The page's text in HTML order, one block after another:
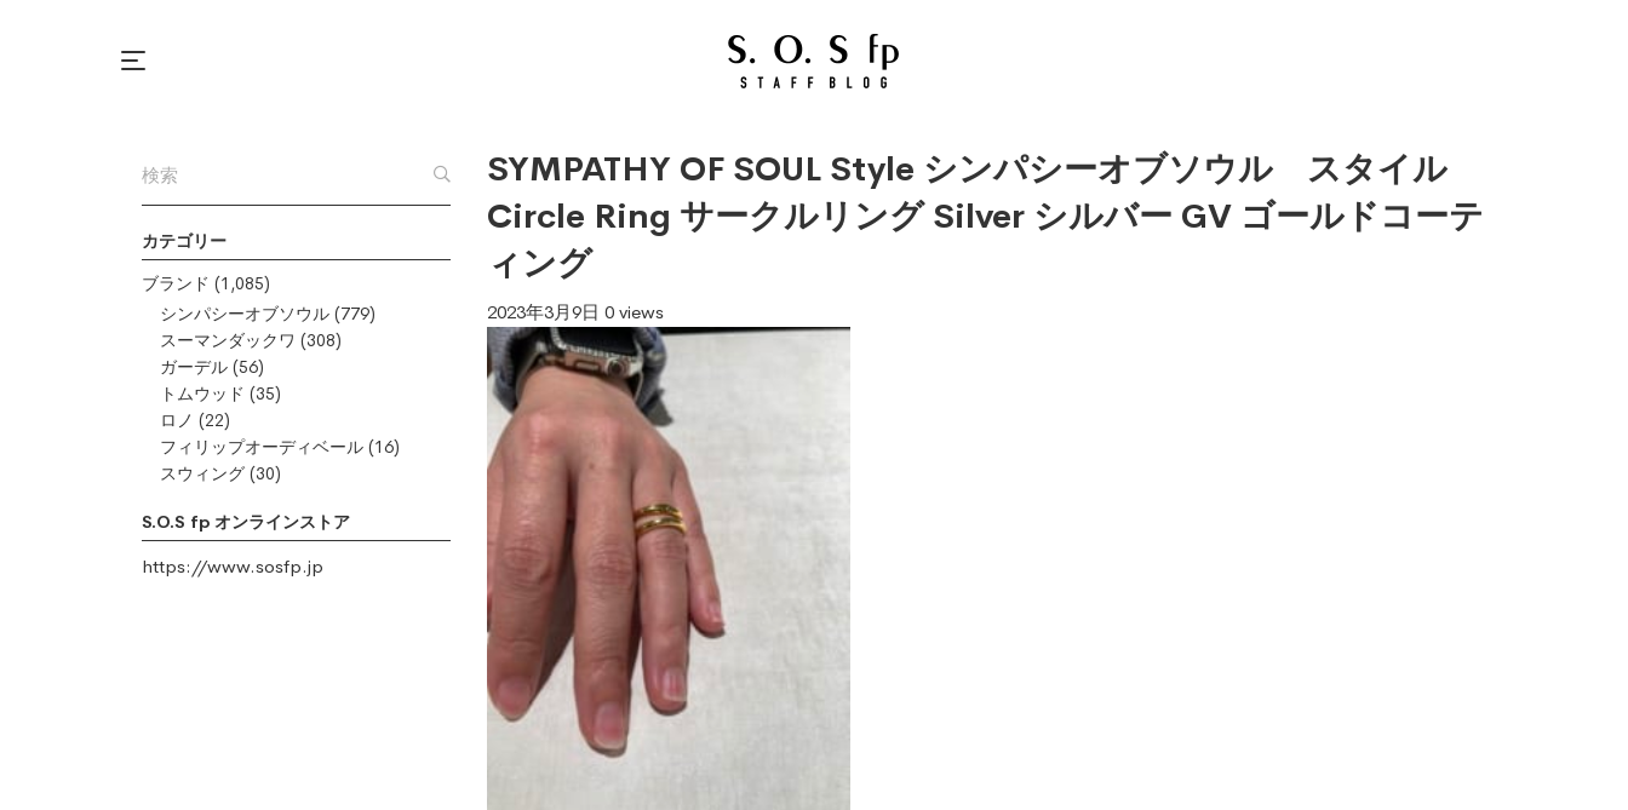
カテゴリー
ブランド (1,085)
シンパシーオブソウル (779)
スーマンダックワ (308)
ガーデル (56)
トムウッド (35)
ロノ (22)
フィリップオーディベール (16)
スウィング (30)
S.O.S fp オンラインストア
https://www.sosfp.jp
SYMPATHY OF SOUL Style シンパシーオブソウル スタイル
Circle Ring サークルリング Silver シルバー GV ゴールドコーテ
ィング
2023年3月9日 0 views